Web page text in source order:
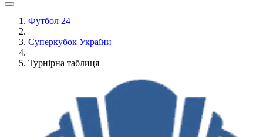
Футбол 24
Суперкубок України
Турнірна таблиця